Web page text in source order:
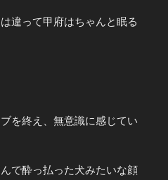
違って甲府はちゃんと眠る
を終え、無意識に感じてい
で酔っ払った犬みたいな顔